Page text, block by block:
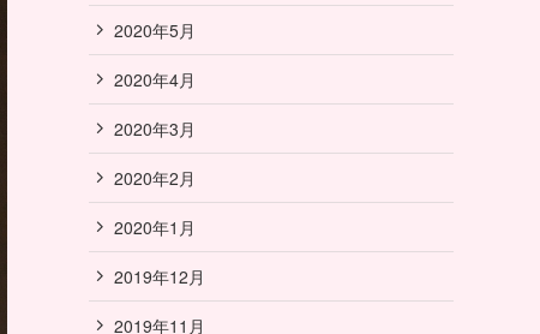
2020年5月
2020年4月
2020年3月
2020年2月
2020年1月
2019年12月
2019年11月